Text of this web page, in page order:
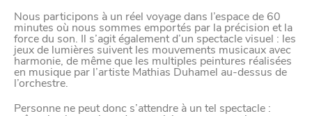
Nous participons à un réel voyage dans l’espace de 60
minutes où nous sommes emportés par la précision et la
force du son. Il s’agit également d’un spectacle visuel : les
jeux de lumières suivent les mouvements musicaux avec
harmonie, de même que les multiples peintures réalisées
en musique par l’artiste Mathias Duhamel au-dessus de
l’orchestre.
Personne ne peut donc s’attendre à un tel spectacle :